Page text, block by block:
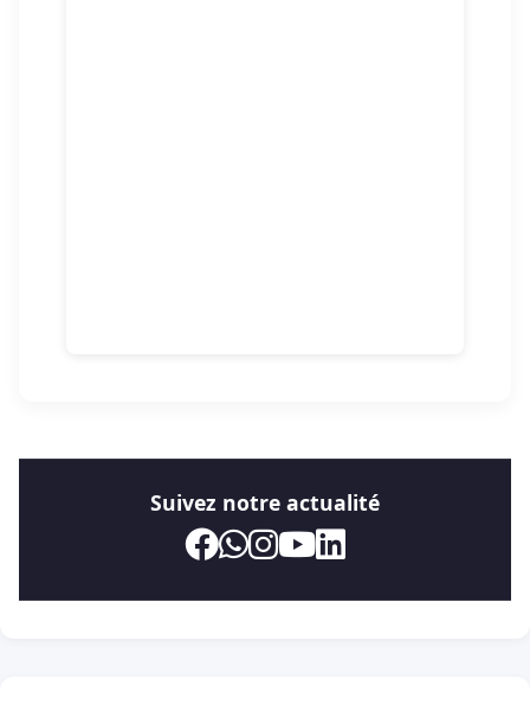
Suivez notre actualité